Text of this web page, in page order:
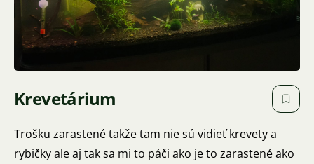
Krevetárium
Trošku zarastené takže tam nie sú vidieť krevety a
rybičky ale aj tak sa mi to páči ako je to zarastené ako